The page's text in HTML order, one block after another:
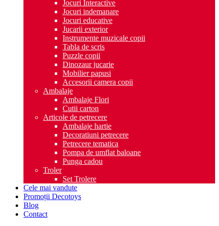
Jocuri Interactive
Jocuri indemanare
Jocuri educative
Jucarii exterior
Instrumente muzicale copii
Tabla de scris
Puzzle copii
Dinozaur jucarie
Mobilier papusi
Accesorii camera copii
Ambalaje
Ambalaje Flori
Cutii carton
Articole de petrecere
Ambalaje hartie
Decoratiuni petrecere
Petrecere tematica
Pompa de umflat baloane
Punga cadou
Troler
Set Trolere
Cele mai vandute
Promoții Decotoys
Blog
Contact